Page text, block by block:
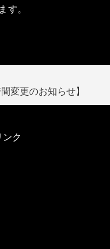
す。
変更のお知らせ】
ク